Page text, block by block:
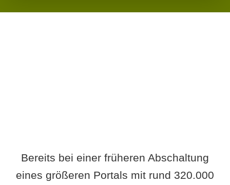
Bereits bei einer früheren Abschaltung
eines größeren Portals mit rund 320.000